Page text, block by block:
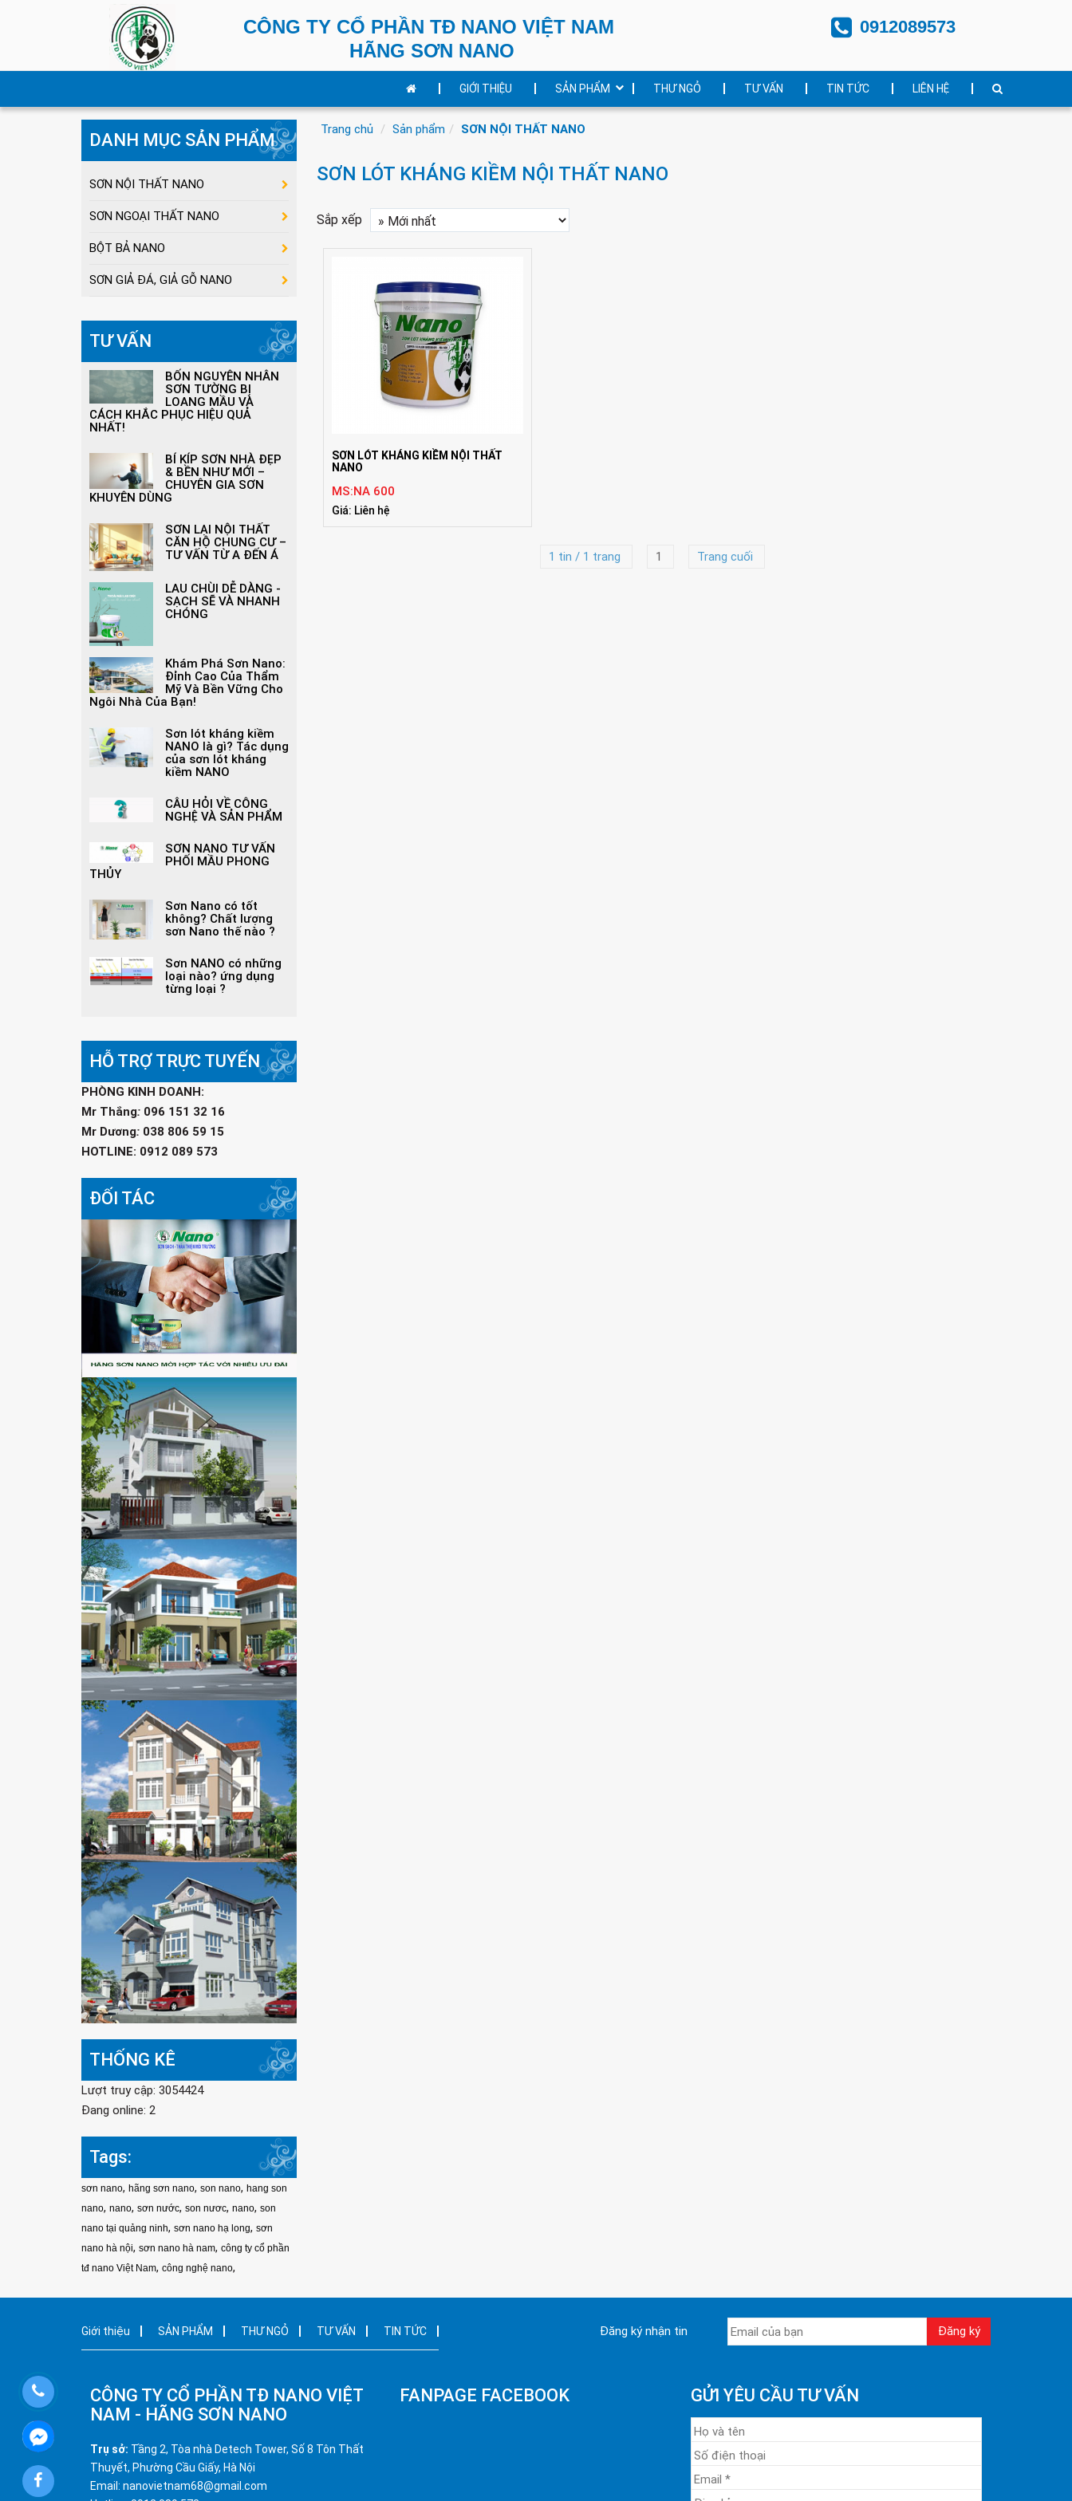
CÔNG TY CỔ PHẦN TĐ NANO VIỆT NAM
HÃNG SƠN NANO
0912089573
GIỚI THIỆU SẢN PHẨM THƯ NGỎ TƯ VẤN TIN TỨC LIÊN HỆ
Trang chủ Sản phẩm SƠN NỘI THẤT NANO
SƠN LÓT KHÁNG KIỀM NỘI THẤT NANO
Sắp xếp
SƠN LÓT KHÁNG KIỀM NỘI THẤT
NANO
MS:NA 600
Giá: Liên hệ
1 tin / 1 trang 1 Trang cuối
DANH MỤC SẢN PHẨM
SƠN NỘI THẤT NANO
SƠN NGOẠI THẤT NANO
BỘT BẢ NANO
SƠN GIẢ ĐÁ, GIẢ GỖ NANO
TƯ VẤN
BỐN NGUYÊN NHÂN
SƠN TƯỜNG BỊ
LOANG MẦU VÀ
CÁCH KHẮC PHỤC HIỆU QUẢ
NHẤT!
BÍ KÍP SƠN NHÀ ĐẸP
& BỀN NHƯ MỚI –
CHUYÊN GIA SƠN
KHUYÊN DÙNG
SƠN LẠI NỘI THẤT
CĂN HỘ CHUNG CƯ –
TƯ VẤN TỪ A ĐẾN Á
LAU CHÙI DỄ DÀNG -
SẠCH SẼ VÀ NHANH
CHÓNG
Khám Phá Sơn Nano:
Đỉnh Cao Của Thẩm
Mỹ Và Bền Vững Cho
Ngôi Nhà Của Bạn!
Sơn lót kháng kiềm
NANO là gì? Tác dụng
của sơn lót kháng
kiềm NANO
CÂU HỎI VỀ CÔNG
NGHỆ VÀ SẢN PHẨM
SƠN NANO TƯ VẤN
PHỐI MẦU PHONG
THỦY
Sơn Nano có tốt
không? Chất lượng
sơn Nano thế nào ?
Sơn NANO có những
loại nào? ứng dụng
từng loại ?
HỖ TRỢ TRỰC TUYẾN
PHÒNG KINH DOANH:
Mr Thắng: 096 151 32 16
Mr Dương: 038 806 59 15
HOTLINE: 0912 089 573
ĐỐI TÁC
THỐNG KÊ
Lượt truy cập: 3054424
Đang online: 2
Tags:
sơn nano, hãng sơn nano, son nano, hang son
nano, nano, sơn nước, son nươc, nano, son
nano tại quảng ninh, sơn nano hạ long, sơn
nano hà nội, sơn nano hà nam, công ty cổ phần
tđ nano Việt Nam, công nghệ nano,
Giới thiệu SẢN PHẨM THƯ NGỎ TƯ VẤN TIN TỨC Đăng ký nhận tin
CÔNG TY CỔ PHẦN TĐ NANO VIỆT
NAM - HÃNG SƠN NANO
Trụ sở: Tầng 2, Tòa nhà Detech Tower, Số 8 Tôn Thất
Thuyết, Phường Cầu Giấy, Hà Nội
Email: nanovietnam68@gmail.com
FANPAGE FACEBOOK GỬI YÊU CẦU TƯ VẤN